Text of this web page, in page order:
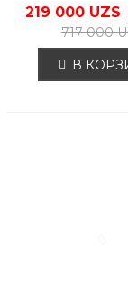
03
219 000 UZS
717 000
В